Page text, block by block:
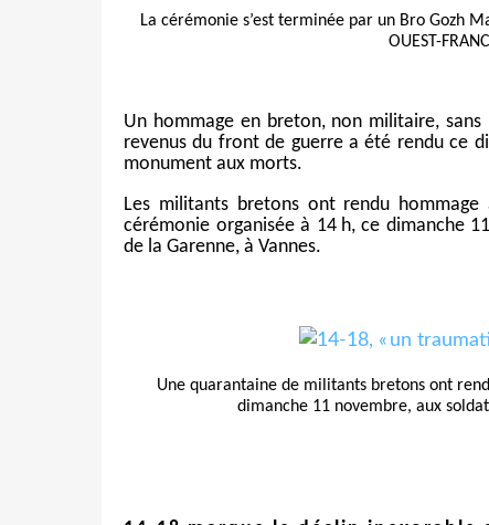
La cérémonie s’est terminée par un Bro Gozh
OUEST-
Un hommage en breton, non militaire,
revenus du front de guerre a été rendu ce
monument aux morts.
Les militants bretons ont rendu
cérémonie organisée à 14 h, ce dimanche
de la Garenne, à Vannes.
Une quarantaine de militants bretons ont
dimanche 11 novembre, aux